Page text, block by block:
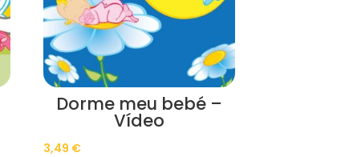
Dorme meu bebé –
Vídeo
3,49 €